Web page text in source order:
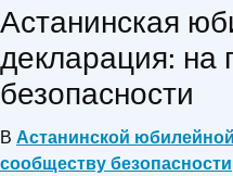
Астанинская
декларация: на
безопасности
В Астанинской
сообществу безопасности